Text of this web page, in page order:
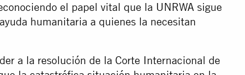
el papel vital que la UNRWA sigue
humanitaria a quienes la necesitan
a la resolución de la Corte Internacional de